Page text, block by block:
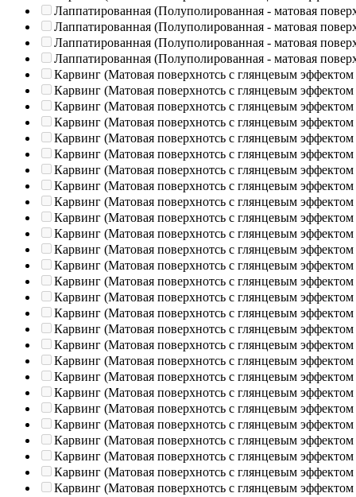
Лаппатированная (Полуполированная - матовая
Лаппатированная (Полуполированная - матовая
Лаппатированная (Полуполированная - матовая
Лаппатированная (Полуполированная - матовая
Карвинг (Матовая поверхнотсь с глянцевым эффектом
Карвинг (Матовая поверхнотсь с глянцевым эффектом
Карвинг (Матовая поверхнотсь с глянцевым эффектом
Карвинг (Матовая поверхнотсь с глянцевым эффектом
Карвинг (Матовая поверхнотсь с глянцевым эффектом
Карвинг (Матовая поверхнотсь с глянцевым эффектом
Карвинг (Матовая поверхнотсь с глянцевым эффектом
Карвинг (Матовая поверхнотсь с глянцевым эффектом
Карвинг (Матовая поверхнотсь с глянцевым эффектом
Карвинг (Матовая поверхнотсь с глянцевым эффектом
Карвинг (Матовая поверхнотсь с глянцевым эффектом
Карвинг (Матовая поверхнотсь с глянцевым эффектом
Карвинг (Матовая поверхнотсь с глянцевым эффектом
Карвинг (Матовая поверхнотсь с глянцевым эффектом
Карвинг (Матовая поверхнотсь с глянцевым эффектом
Карвинг (Матовая поверхнотсь с глянцевым эффектом
Карвинг (Матовая поверхнотсь с глянцевым эффектом
Карвинг (Матовая поверхнотсь с глянцевым эффектом
Карвинг (Матовая поверхнотсь с глянцевым эффектом
Карвинг (Матовая поверхнотсь с глянцевым эффектом
Карвинг (Матовая поверхнотсь с глянцевым эффектом
Карвинг (Матовая поверхнотсь с глянцевым эффектом
Карвинг (Матовая поверхнотсь с глянцевым эффектом
Карвинг (Матовая поверхнотсь с глянцевым эффектом
Карвинг (Матовая поверхнотсь с глянцевым эффектом
Карвинг (Матовая поверхнотсь с глянцевым эффектом
Карвинг (Матовая поверхнотсь с глянцевым эффектом